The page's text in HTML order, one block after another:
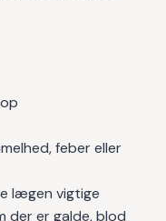
feber eller
lægen vigtige
der er galde, blod